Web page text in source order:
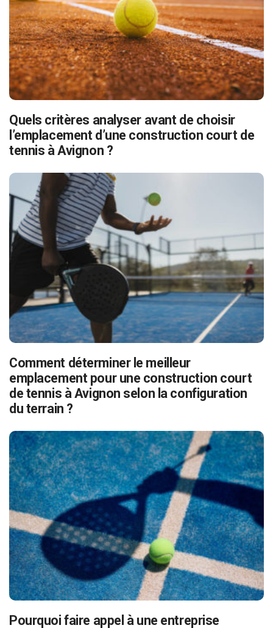
Quels critères analyser avant de choisir
l’emplacement d’une construction court de
tennis à Avignon ?
Comment déterminer le meilleur
emplacement pour une construction court
de tennis à Avignon selon la configuration
du terrain ?
Pourquoi faire appel à une entreprise